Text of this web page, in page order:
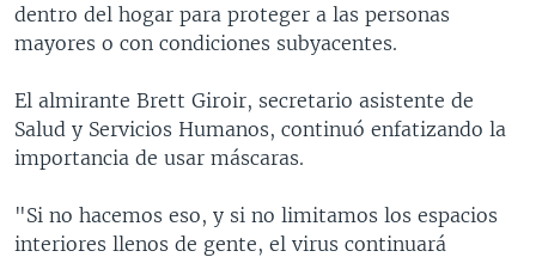
dentro del hogar para proteger a las personas
mayores o con condiciones subyacentes.
El almirante Brett Giroir, secretario asistente de
Salud y Servicios Humanos, continuó enfatizando la
importancia de usar máscaras.
"Si no hacemos eso, y si no limitamos los espacios
interiores llenos de gente, el virus continuará